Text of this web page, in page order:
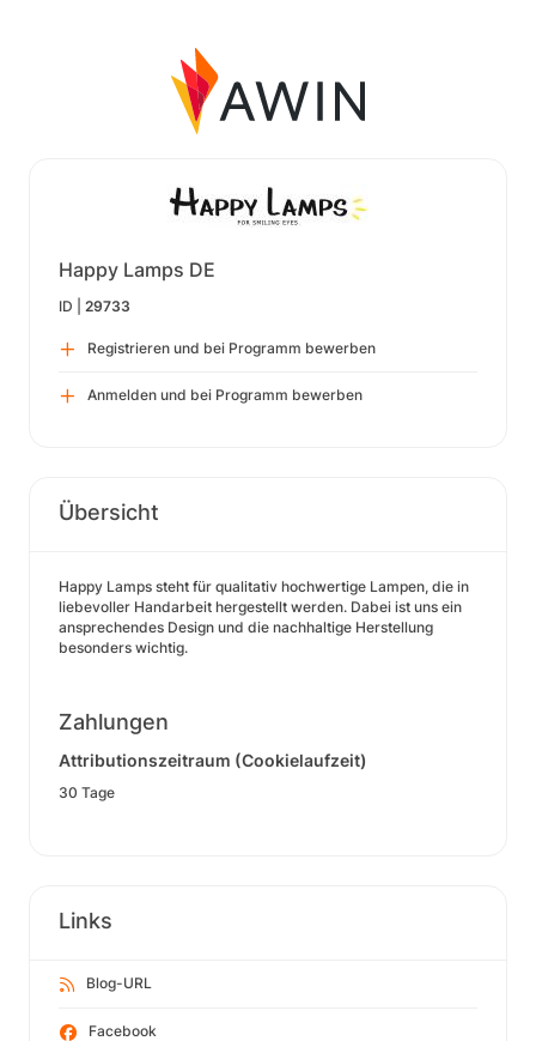
Happy Lamps DE
ID | 29733
Registrieren und bei Programm bewerben
Anmelden und bei Programm bewerben
Übersicht
Happy Lamps steht für qualitativ hochwertige Lampen, die in
liebevoller Handarbeit hergestellt werden. Dabei ist uns ein
ansprechendes Design und die nachhaltige Herstellung
besonders wichtig.
Zahlungen
Attributionszeitraum (Cookielaufzeit)
30 Tage
Links
Blog-URL
Facebook